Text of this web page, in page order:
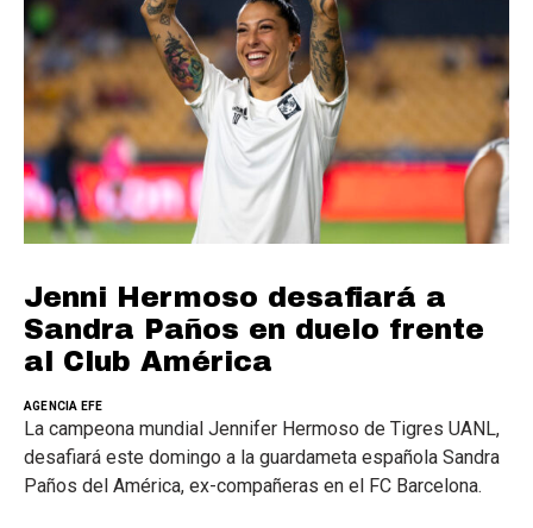
Jenni Hermoso desafiará a
Sandra Paños en duelo frente
al Club América
AGENCIA EFE
La campeona mundial Jennifer Hermoso de Tigres UANL,
desafiará este domingo a la guardameta española Sandra
Paños del América, ex-compañeras en el FC Barcelona.